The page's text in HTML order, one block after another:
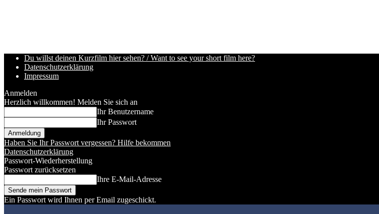
Du willst deinen Kurzfilm hier sehen? / Want to see your short film here?
Datenschutzerklärung
Impressum
Anmelden
Herzlich willkommen! Melden Sie sich an
Ihr Benutzername
Ihr Passwort
Haben Sie Ihr Passwort vergessen? Hilfe bekommen
Datenschutzerklärung
Passwort-Wiederherstellung
Passwort zurücksetzen
Ihre E-Mail-Adresse
Ein Passwort wird Ihnen per Email zugeschickt.